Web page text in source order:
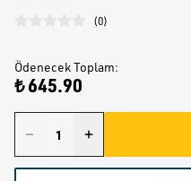
(0)
Ödenecek Toplam:
₺ 645.90